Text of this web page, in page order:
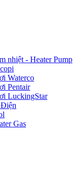
nhiệt - Heater Pump
Waterco
Pentair
LuckingStar
Điện
Gas